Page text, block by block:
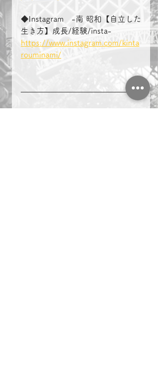
◆Instagram　-南 昭和【自立した
生き方】成長/経験/insta-
https://www.instagram.com/kinta
rouminami/